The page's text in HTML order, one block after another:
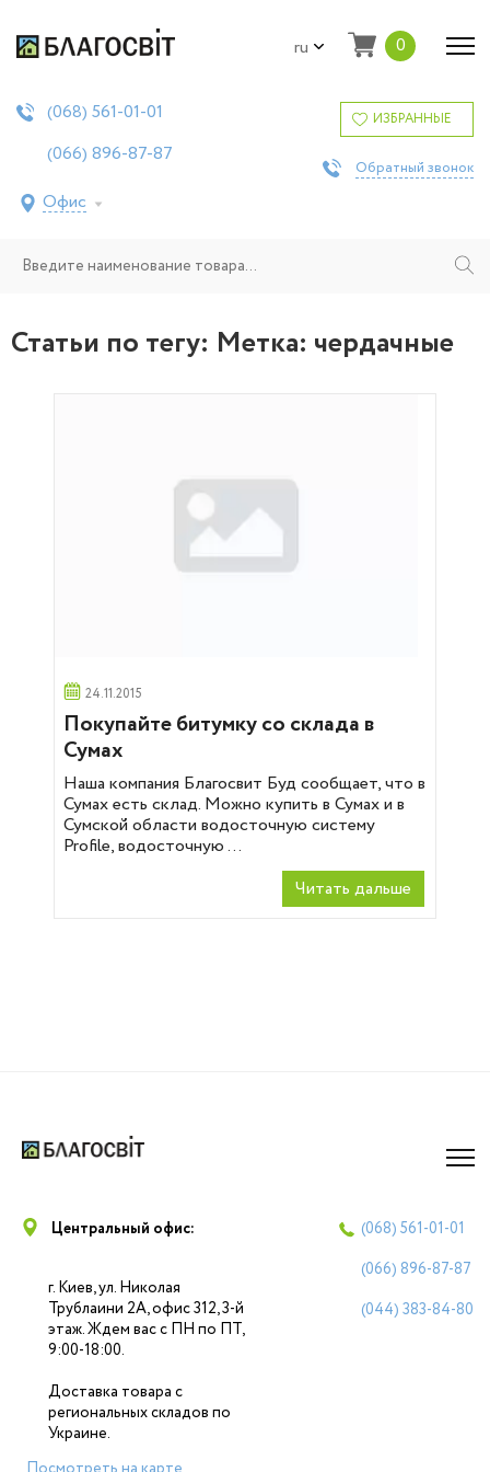
ru 0
(068) 561-01-01
(066) 896-87-87
Офис
ИЗБРАННЫЕ
Обратный звонок
Статьи по тегу: Метка: чердачные
24.11.2015
Покупайте битумку со склада в
Сумах
Наша компания Благосвит Буд сообщает, что в
Сумах есть склад. Можно купить в Сумах и в
Сумской области водосточную систему
Profile, водосточную ...
Читать дальше
Центральный офис:
г. Киев, ул. Николая
Трублаини 2А, офис 312, 3-й
этаж. Ждем вас с ПН по ПТ,
9:00-18:00.
Доставка товара с
региональных складов по
Украине.
(068) 561-01-01
(066) 896-87-87
(044) 383-84-80